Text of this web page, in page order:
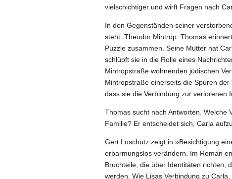
vielschichtiger und wirft Fragen nach
In den Gegenständen seiner
steht: Theodor Mintrop. Thomas
Puzzle zusammen. Seine Mutter hat
schlüpft sie in die Rolle eines
Mintropstraße wohnenden jüdischen
Mintropstraße einerseits die Spuren
dass sie die Verbindung zur verlorenen
Thomas sucht nach Antworten. Welche
Familie? Er entscheidet sich, Carla
Gert Loschütz zeigt in »Besichtigung
erbarmungslos verändern. Im Roman
Bruchteile, die über Identitäten richten,
werden. Wie Lisas Verbindung zu